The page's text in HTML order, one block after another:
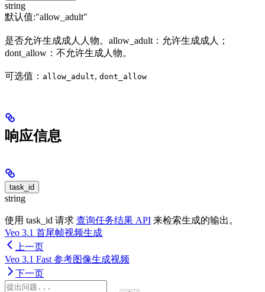
string
默认值:"allow_adult"
是否允许生成成人人物。allow_adult：允许生成成人；
dont_allow：不允许生成人物。
可选值： allow_adult, dont_allow
响应信息
task_id
string
使用 task_id 请求 查询任务结果 API 来检索生成的输出。
Veo 3.1 首尾帧视频生成
上一页
Veo 3.1 Fast 参考图像生成视频
下一页